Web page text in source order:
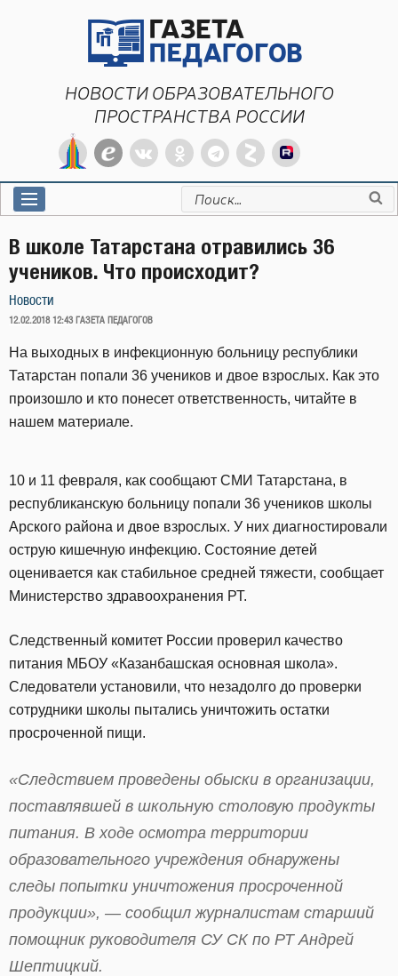
НОВОСТИ ОБРАЗОВАТЕЛЬНОГО
ПРОСТРАНСТВА РОССИИ
Искать:
В школе Татарстана отравились 36
учеников. Что происходит?
Новости
ОПУБЛИКОВАНО
12.02.2018 12:43 ГАЗЕТА ПЕДАГОГОВ
На выходных в инфекционную больницу республики
Татарстан попали 36 учеников и двое взрослых. Как это
произошло и кто понесет ответственность, читайте в
нашем материале.
10 и 11 февраля, как сообщают СМИ Татарстана, в
республиканскую больницу попали 36 учеников школы
Арского района и двое взрослых. У них диагностировали
острую кишечную инфекцию. Состояние детей
оценивается как стабильное средней тяжести, сообщает
Министерство здравоохранения РТ.
Следственный комитет России проверил качество
питания МБОУ «Казанбашская основная школа».
Следователи установили, что незадолго до проверки
сотрудники школы пытались уничтожить остатки
просроченной пищи.
«Следствием проведены обыски в организации,
поставлявшей в школьную столовую продукты
питания. В ходе осмотра территории
образовательного учреждения обнаружены
следы попытки уничтожения просроченной
продукции», — сообщил журналистам старший
помощник руководителя СУ СК по РТ Андрей
Шептицкий.